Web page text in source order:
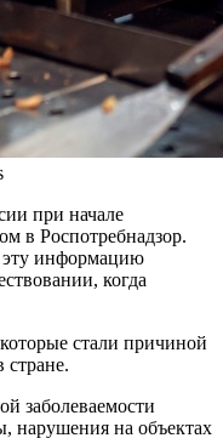
при начале
в Роспотребнадзор.
эту информацию
когда
стали причиной
стране.
заболеваемости
нарушения на объектах